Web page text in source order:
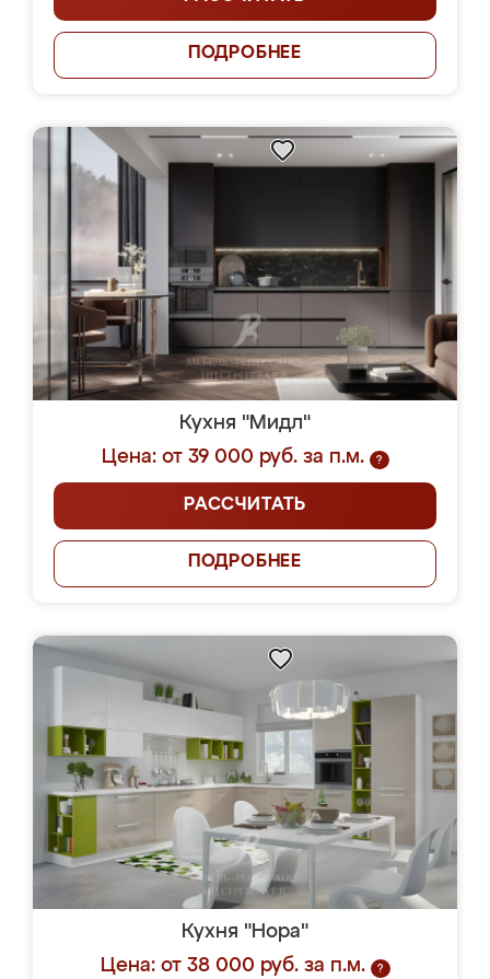
ПОДРОБНЕЕ
Кухня "Мидл"
Цена: от 39 000 руб. за п.м.
?
РАССЧИТАТЬ
ПОДРОБНЕЕ
Кухня "Нора"
Цена: от 38 000 руб. за п.м.
?